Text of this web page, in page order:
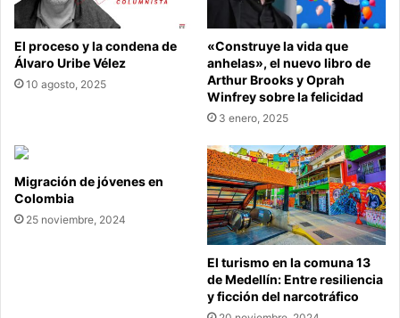
El proceso y la condena de
Álvaro Uribe Vélez
10 agosto, 2025
«Construye la vida que
anhelas», el nuevo libro de
Arthur Brooks y Oprah
Winfrey sobre la felicidad
3 enero, 2025
Migración de jóvenes en
Colombia
25 noviembre, 2024
El turismo en la comuna 13
de Medellín: Entre resiliencia
y ficción del narcotráfico